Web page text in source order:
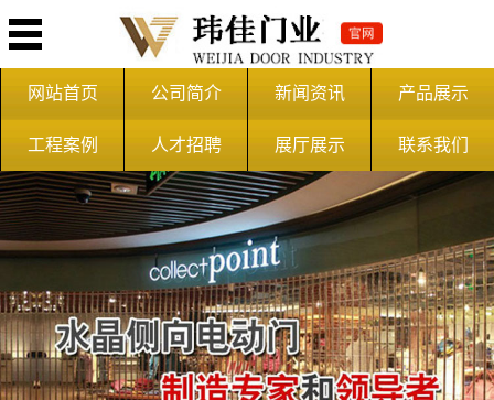
网站首页 公司简介 新闻资讯 产品展示
工程案例 人才招聘 展厅展示 联系我们